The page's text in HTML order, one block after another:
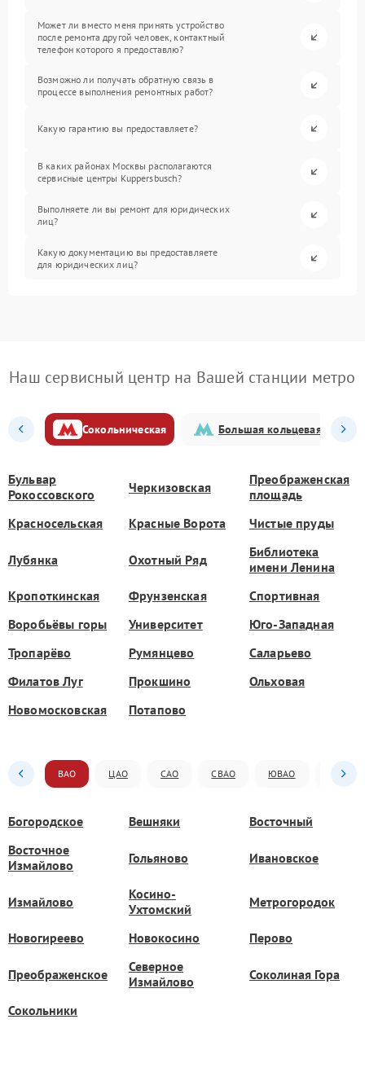
Может ли вместо меня принять устройство
после ремонта другой человек, контактный
телефон которого я предоставлю?
Возможно ли получать обратную связь в
процессе выполнения ремонтных работ?
Какую гарантию вы предоставляете?
В каких районах Москвы располагаются
сервисные центры Kuppersbusch?
Выполняете ли вы ремонт для юридических
лиц?
Какую документацию вы предоставляете
для юридических лиц?
Наш сервисный центр на Вашей станции метро
Сокольническая Большая кольцевая
Бульвар
Рокоссовского
Черкизовская
Преображенская
площадь
Красносельская
Красные Ворота Чистые пруды
Лубянка Охотный Ряд
Библиотека
имени Ленина
Кропоткинская
Фрунзенская
Спортивная
Воробьёвы горы
Университет
Юго-Западная
Тропарёво
Румянцево
Саларьево
Филатов Луг
Прокшино
Ольховая
Новомосковская
Потапово
ВАО ЦАО САО СВАО ЮВАО ЮАО
Богородское Вешняки
Восточный
Восточное
Измайлово
Гольяново Ивановское
Измайлово
Косино-
Ухтомский
Метрогородок
Новогиреево Новокосино Перово
Преображенское
Северное
Измайлово
Соколиная Гора
Сокольники